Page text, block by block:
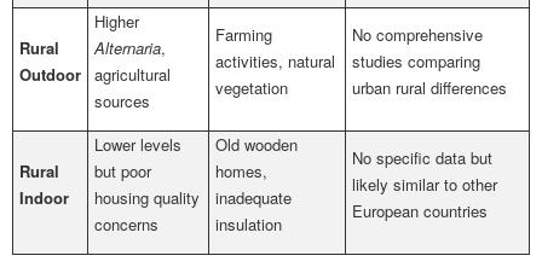
Rural
Outdoor
Higher
Alternaria,
agricultural
sources
Farming
activities, natural
vegetation
No comprehensive
studies comparing
urban rural differences
Rural
Indoor
Lower levels
but poor
housing quality
concerns
Old wooden
homes,
inadequate
insulation
No specific data but
likely similar to other
European countries